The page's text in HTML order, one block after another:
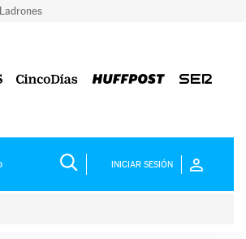
Ladrones
INICIAR SESIÓN